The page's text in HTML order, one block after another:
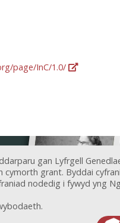
page/InC/1.0/
gan Lyfrgell
grant. Byddai
nodedig i fywyd yng